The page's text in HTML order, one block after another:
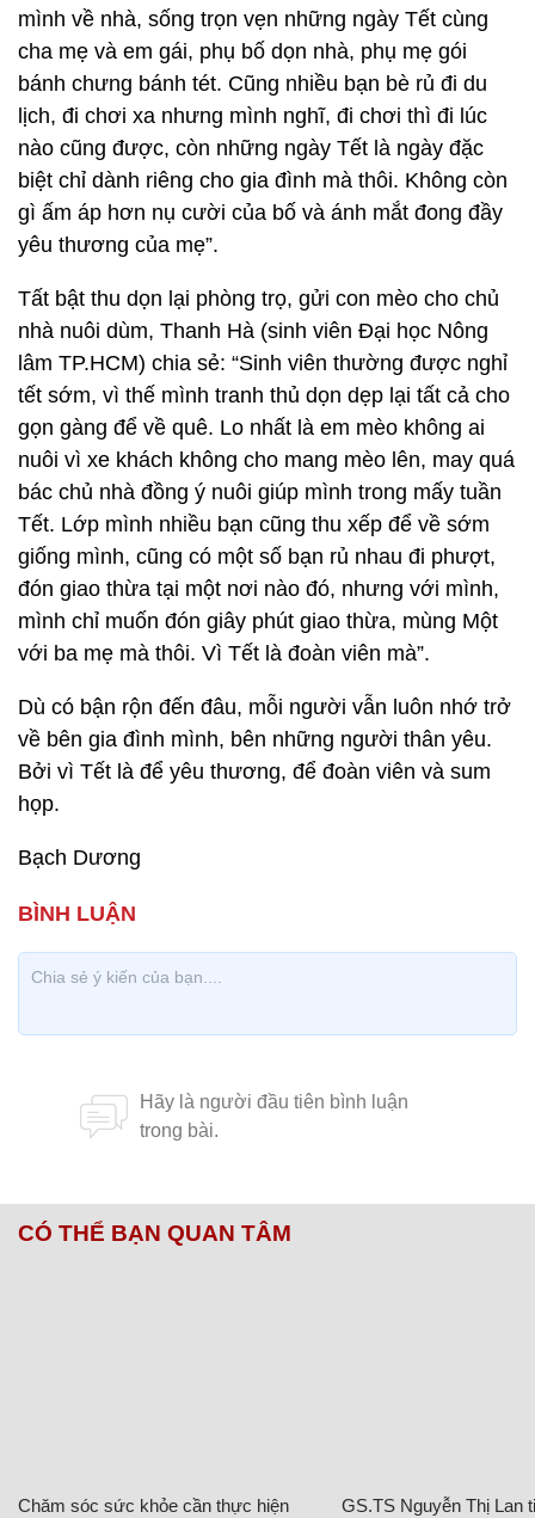
mình về nhà, sống trọn vẹn những ngày Tết cùng
cha mẹ và em gái, phụ bố dọn nhà, phụ mẹ gói
bánh chưng bánh tét. Cũng nhiều bạn bè rủ đi du
lịch, đi chơi xa nhưng mình nghĩ, đi chơi thì đi lúc
nào cũng được, còn những ngày Tết là ngày đặc
biệt chỉ dành riêng cho gia đình mà thôi. Không còn
gì ấm áp hơn nụ cười của bố và ánh mắt đong đầy
yêu thương của mẹ”.
Tất bật thu dọn lại phòng trọ, gửi con mèo cho chủ
nhà nuôi dùm, Thanh Hà (sinh viên Đại học Nông
lâm TP.HCM) chia sẻ: “Sinh viên thường được nghỉ
tết sớm, vì thế mình tranh thủ dọn dẹp lại tất cả cho
gọn gàng để về quê. Lo nhất là em mèo không ai
nuôi vì xe khách không cho mang mèo lên, may quá
bác chủ nhà đồng ý nuôi giúp mình trong mấy tuần
Tết. Lớp mình nhiều bạn cũng thu xếp để về sớm
giống mình, cũng có một số bạn rủ nhau đi phượt,
đón giao thừa tại một nơi nào đó, nhưng với mình,
mình chỉ muốn đón giây phút giao thừa, mùng Một
với ba mẹ mà thôi. Vì Tết là đoàn viên mà”.
Dù có bận rộn đến đâu, mỗi người vẫn luôn nhớ trở
về bên gia đình mình, bên những người thân yêu.
Bởi vì Tết là để yêu thương, để đoàn viên và sum
họp.
Bạch Dương
CÓ THỂ BẠN QUAN TÂM
Chăm sóc sức khỏe cần thực hiện GS.TS Nguyễn Thị Lan